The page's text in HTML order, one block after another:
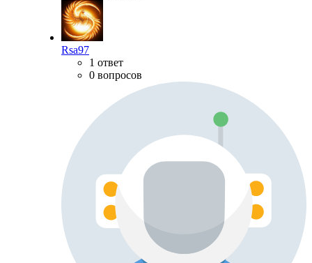
Rsa97
1 ответ
0 вопросов